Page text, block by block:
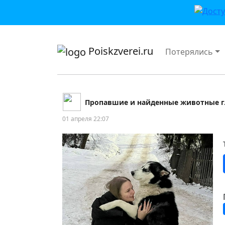
Poiskzverei.ru Потерялись
Пропавшие и найденные животные
01 апреля 22:07